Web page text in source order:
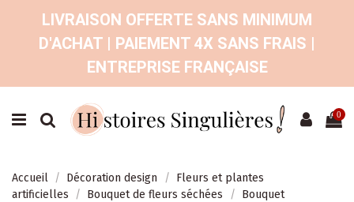
LIVRAISON OFFERTE SANS MINIMUM
D'ACHAT | PAIEMENT 4X SANS FRAIS |
ENTREPRISE FRANÇAISE
0
Accueil Décoration design
Fleurs et plantes
artificielles
Bouquet de fleurs séchées
Bouquet